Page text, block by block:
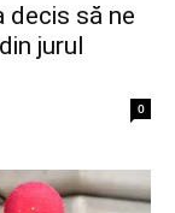
decis să ne
jurul
0